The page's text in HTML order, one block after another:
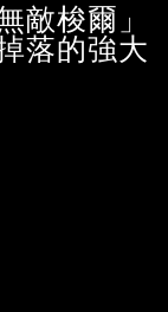
敵梭爾」
落的強大